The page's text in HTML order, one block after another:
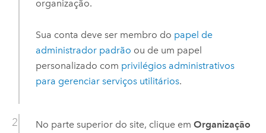
organização.
Sua conta deve ser membro do papel de
administrador padrão ou de um papel
personalizado com privilégios administrativos
para gerenciar serviços utilitários.
No parte superior do site, clique em Organização